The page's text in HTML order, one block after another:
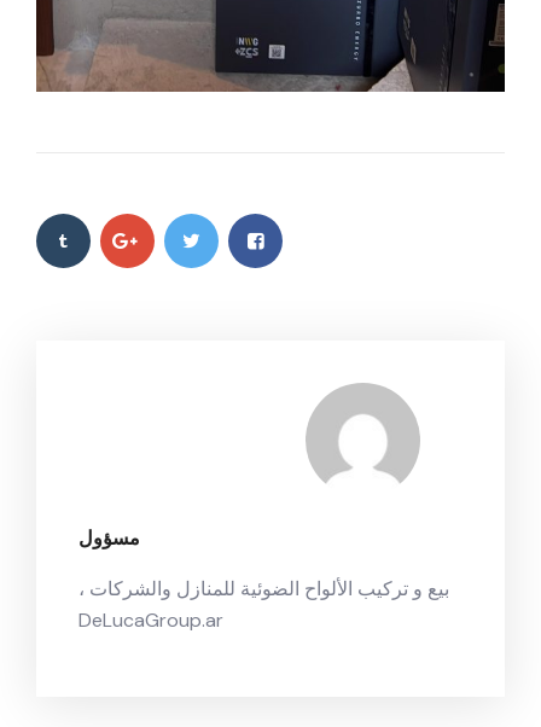
مسؤول
بيع و تركيب الألواح الضوئية للمنازل والشركات ،
DeLucaGroup.ar